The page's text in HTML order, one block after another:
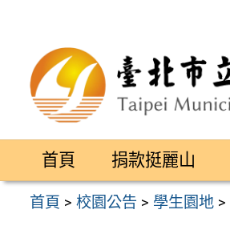
區
首頁 捐款挺麗山
首頁 >校園公告 > 學生園地 >